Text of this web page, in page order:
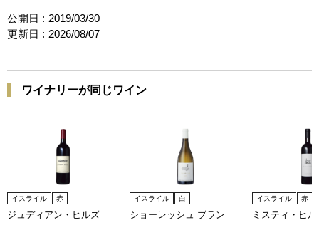
公開日 : 2019/03/30
更新日 : 2026/08/07
ワイナリーが同じワイン
イスライル 赤
ジュディアン・ヒルズ
イスライル 白
ショーレッシュ ブラン
イスライル 赤
ミスティ・ヒル